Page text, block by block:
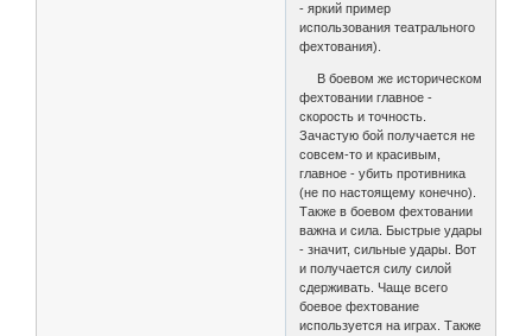
- яркий пример
использования театрального
фехтования).
В боевом же историческом
фехтовании главное -
скорость и точность.
Зачастую бой получается не
совсем-то и красивым,
главное - убить противника
(не по настоящему конечно).
Также в боевом фехтовании
важна и сила. Быстрые удары
- значит, сильные удары. Вот
и получается силу силой
сдерживать. Чаще всего
боевое фехтование
используется на играх. Также